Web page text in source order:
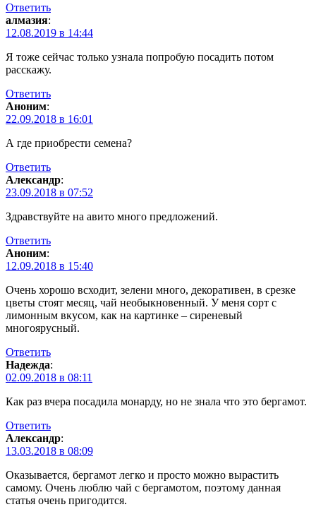
Ответить
алмазия:
12.08.2019 в 14:44
Я тоже сейчас только узнала попробую посадить потом
расскажу.
Ответить
Аноним:
22.09.2018 в 16:01
А где приобрести семена?
Ответить
Александр:
23.09.2018 в 07:52
Здравствуйте на авито много предложений.
Ответить
Аноним:
12.09.2018 в 15:40
Очень хорошо всходит, зелени много, декоративен, в срезке
цветы стоят месяц, чай необыкновенный. У меня сорт с
лимонным вкусом, как на картинке – сиреневый
многоярусный.
Ответить
Надежда:
02.09.2018 в 08:11
Как раз вчера посадила монарду, но не знала что это бергамот.
Ответить
Александр:
13.03.2018 в 08:09
Оказывается, бергамот легко и просто можно вырастить
самому. Очень люблю чай с бергамотом, поэтому данная
статья очень пригодится.